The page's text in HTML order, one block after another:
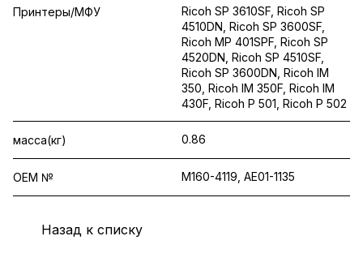
Принтеры/МФУ
Ricoh SP 3610SF, Ricoh SP
4510DN, Ricoh SP 3600SF,
Ricoh MP 401SPF, Ricoh SP
4520DN, Ricoh SP 4510SF,
Ricoh SP 3600DN, Ricoh IM
350, Ricoh IM 350F, Ricoh IM
430F, Ricoh P 501, Ricoh P 502
масса(кг) 0.86
OEM № M160-4119, AE01-1135
Назад к списку